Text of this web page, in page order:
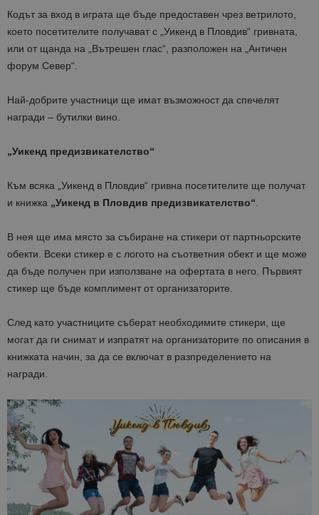
Кодът за вход в играта ще бъде предоставен чрез ветрилото,
което посетителите получават с „Уикенд в Пловдив“ гривната,
или от щанда на „Вътрешен глас“, разположен на „Античен
форум Север“.
Най-добрите участници ще имат възможност да спечелят
награди – бутилки вино.
„Уикенд предизвикателство“
Към всяка „Уикенд в Пловдив“ гривна посетителите ще получат
и книжка „Уикенд в Пловдив предизвикателство“
В нея ще има място за събиране на стикери от партньорските
обекти. Всеки стикер е с логото на съответния обект и ще може
да бъде получен при използване на офертата в него. Първият
стикер ще бъде комплимент от организаторите.
След като участниците съберат необходимите стикери, ще
могат да ги снимат и изпратят на организаторите по описания в
книжката начин, за да се включат в разпределението на
награди.